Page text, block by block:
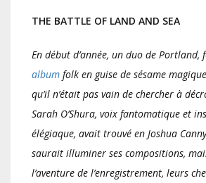
THE BATTLE OF LAND AND SEA
En début d’année, un duo de Portland,
album folk en guise de sésame
qu’il n’était pas vain de chercher à
Sarah O’Shura, voix fantomatique et
élégiaque, avait trouvé en Joshua
saurait illuminer ses compositions,
l’aventure de l’enregistrement, leurs